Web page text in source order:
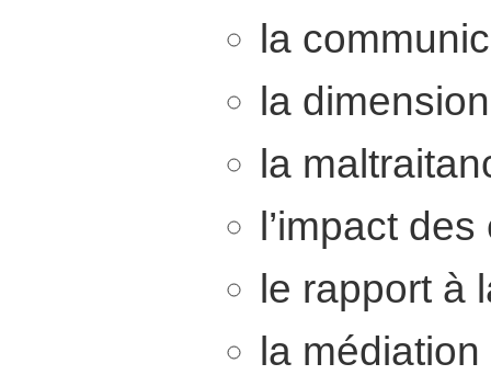
la
la
la
l’impact
le rapport à
la